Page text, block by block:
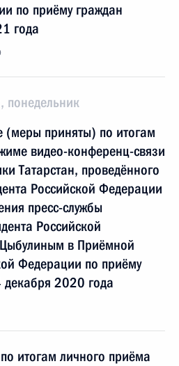
по приёму граждан
года
понедельник
(меры приняты) по итогам
видео-конференц-связи
Татарстан, проведённого
Российской Федерации
пресс-службы
Российской
в Приёмной
Федерации по приёму
2020 года
итогам личного приёма